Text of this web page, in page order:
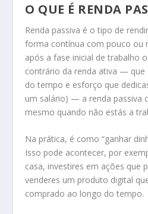
O QUE É RENDA
Renda passiva é o tipo de
forma contínua com pouco ou
após a fase inicial de trabalho
contrário da renda ativa — que
do tempo e esforço que
um salário) — a renda passiva
mesmo quando não estás a
Na prática, é como “ganhar
Isso pode acontecer, por
casa, investires em ações que
venderes um produto digital
comprado ao longo do tempo.